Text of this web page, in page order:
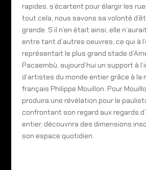
rapides, s’écartent pour élargir les
tout cela, nous savons sa volonté
grande. S’il n’en était ainsi, elle
entre tant d’autres oeuvres, ce qui à
représentait le plus grand stade
Pacaembù, aujourd’hui un support à
d’artistes du monde entier grâce à la
français Philippe Mouillon. Pour
produira une révélation pour le
confrontant son regard aux regards
entier, découvrira des dimensions
son espace quotidien.